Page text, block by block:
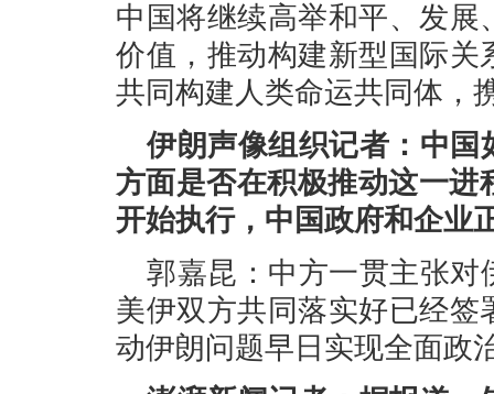
中国将继续高举和平、发
价值，推动构建新型国际
共同构建人类命运共同体，
伊朗声像组织记者：中国
方面是否在积极推动这一进
开始执行，中国政府和企业
郭嘉昆：中方一贯主张对
美伊双方共同落实好已经
动伊朗问题早日实现全面政